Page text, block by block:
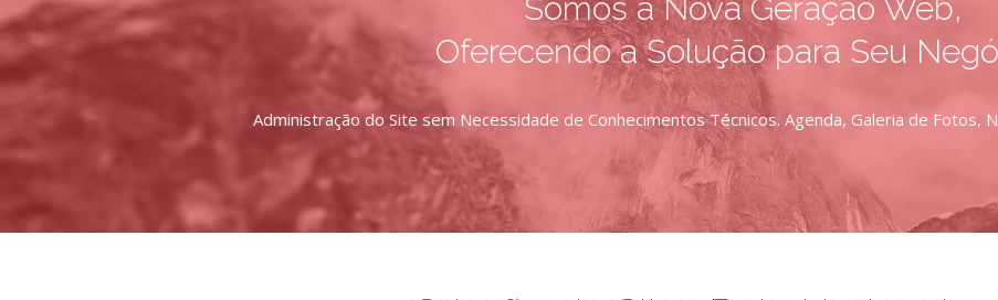
Somos a Nova Geração Web,
Oferecendo a Solução para Seu
Administração do Site sem Necessidade de Conhecimentos Técnicos. Agenda, Galeria de Fotos,